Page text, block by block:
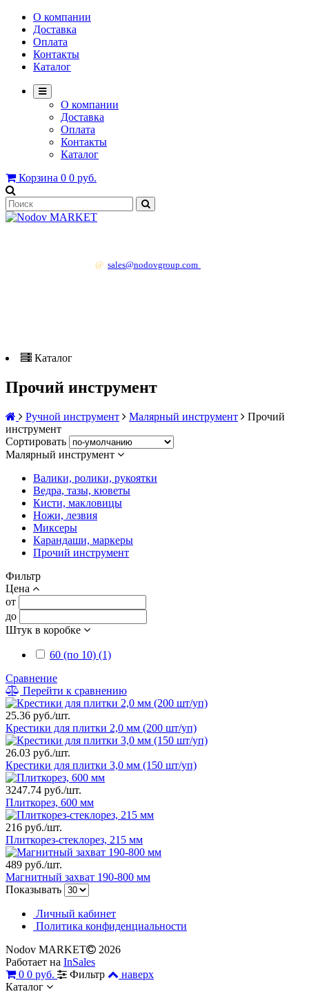
О компании
Доставка
Оплата
Контакты
Каталог
О компании
Доставка
Оплата
Контакты
Каталог
Корзина 0 0 руб.
@ sales@nodovgroup.com
Каталог
Прочий инструмент
Ручной инструмент Малярный инструмент
Прочий
инструмент
Сортировать
Малярный инструмент
Валики, ролики, рукоятки
Ведра, тазы, кюветы
Кисти, макловицы
Ножи, лезвия
Миксеры
Карандаши, маркеры
Прочий инструмент
Фильтр
Цена
от
до
Штук в коробке
60 (по 10) (1)
Сравнение
Перейти к сравнению
25.36 руб./шт.
Крестики для плитки 2,0 мм (200 шт/уп)
26.03 руб./шт.
Крестики для плитки 3,0 мм (150 шт/уп)
3247.74 руб./шт.
Плиткорез, 600 мм
216 руб./шт.
Плиткорез-стеклорез, 215 мм
489 руб./шт.
Магнитный захват 190-800 мм
Показывать
Личный кабинет
Политика конфиденциальности
Nodov MARKET
2026
Работает на InSales
0 0 руб. Фильтр
наверх
Каталог